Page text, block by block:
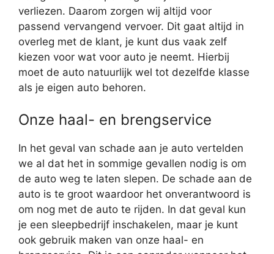
verliezen. Daarom zorgen wij altijd voor
passend vervangend vervoer. Dit gaat altijd in
overleg met de klant, je kunt dus vaak zelf
kiezen voor wat voor auto je neemt. Hierbij
moet de auto natuurlijk wel tot dezelfde klasse
als je eigen auto behoren.
Onze haal- en brengservice
In het geval van schade aan je auto vertelden
we al dat het in sommige gevallen nodig is om
de auto weg te laten slepen. De schade aan de
auto is te groot waardoor het onverantwoord is
om nog met de auto te rijden. In dat geval kun
je een sleepbedrijf inschakelen, maar je kunt
ook gebruik maken van onze haal- en